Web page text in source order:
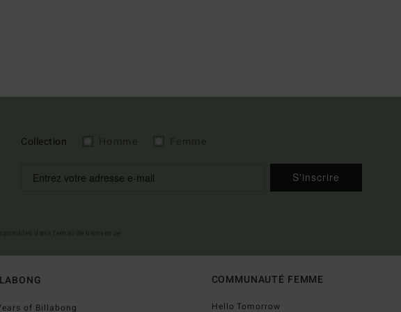
Collection
S'inscrire
of Billabong
COMMUNAUTÉ FEMME
Hello Tomorrow